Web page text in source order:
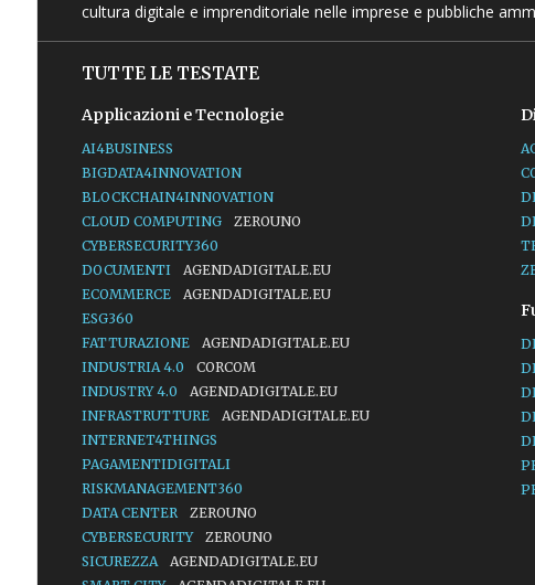
cultura digitale e imprenditoriale nelle imprese e pubbliche
TUTTE LE TESTATE
Applicazioni e Tecnologie
AI4BUSINESS
BIGDATA4INNOVATION
BLOCKCHAIN4INNOVATION
CLOUD COMPUTING
ZEROUNO
CYBERSECURITY360
DOCUMENTI
AGENDADIGITALE.EU
ECOMMERCE
AGENDADIGITALE.EU
ESG360
FATTURAZIONE
AGENDADIGITALE.EU
INDUSTRIA 4.0
CORCOM
INDUSTRY 4.0
AGENDADIGITALE.EU
INFRASTRUTTURE
AGENDADIGITALE.EU
INTERNET4THINGS
PAGAMENTIDIGITALI
RISKMANAGEMENT360
DATA CENTER
ZEROUNO
CYBERSECURITY
ZEROUNO
SICUREZZA
AGENDADIGITALE.EU